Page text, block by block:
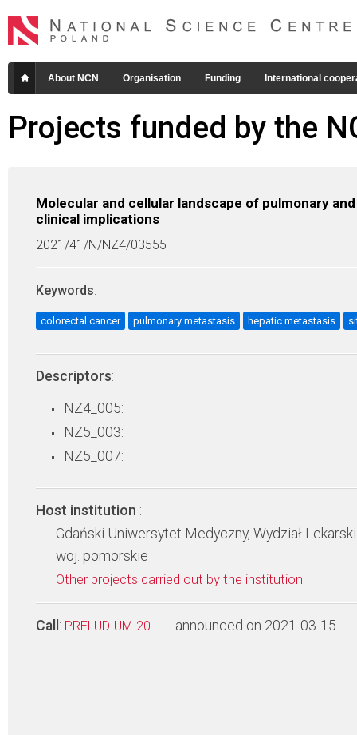
About NCN Organisation Funding International
Projects funded by the
Molecular and cellular landscape of pulmonary
clinical implications
2021/41/N/NZ4/03555
Keywords:
colorectal cancer pulmonary metastasis hepatic metastasis
Descriptors:
NZ4_005:
NZ5_003:
NZ5_007:
Host institution :
Gdański Uniwersytet Medyczny, Wydział Lekarski
woj. pomorskie
Other projects carried out by the institution
Call : PRELUDIUM 20 - announced on 2021-03-15